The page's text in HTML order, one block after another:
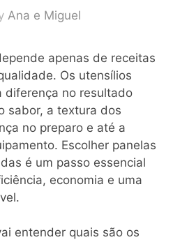
Ana e Miguel
apenas de receitas
Os utensílios
diferença no resultado
sabor, a textura dos
no preparo e até a
Escolher panelas
é um passo essencial
economia e uma
entender quais são os